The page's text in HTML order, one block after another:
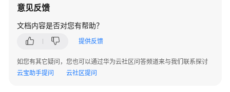
包
传
软
意见反馈
文档内容是否对您有帮助？
提供反馈
如您有其它疑问，您也可以通过华为云社区问答频道来与我们联系探讨
云宝助手提问
云社区提问